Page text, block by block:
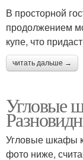
В просторной
продолжением
купе, что
читать дальше →
Угловые
Угловые шкафы
фото ниже,